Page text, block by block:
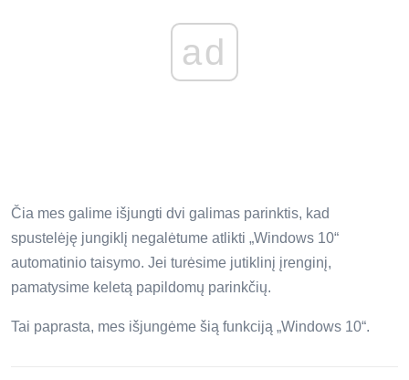
ad
Čia mes galime išjungti dvi galimas parinktis, kad
spustelėję jungiklį negalėtume atlikti „Windows 10“
automatinio taisymo. Jei turėsime jutiklinį įrenginį,
pamatysime keletą papildomų parinkčių.
Tai paprasta, mes išjungėme šią funkciją „Windows 10“.